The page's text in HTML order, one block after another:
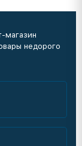
магазин
недорого